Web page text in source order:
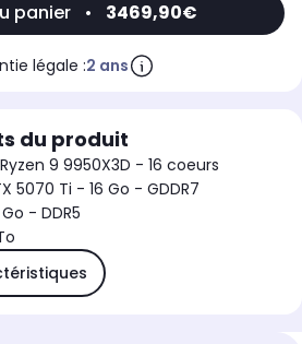
panier • 3469,90€
légale :2 ans
du produit
9 9950X3D - 16 coeurs
5070 Ti - 16 Go - GDDR7
- DDR5